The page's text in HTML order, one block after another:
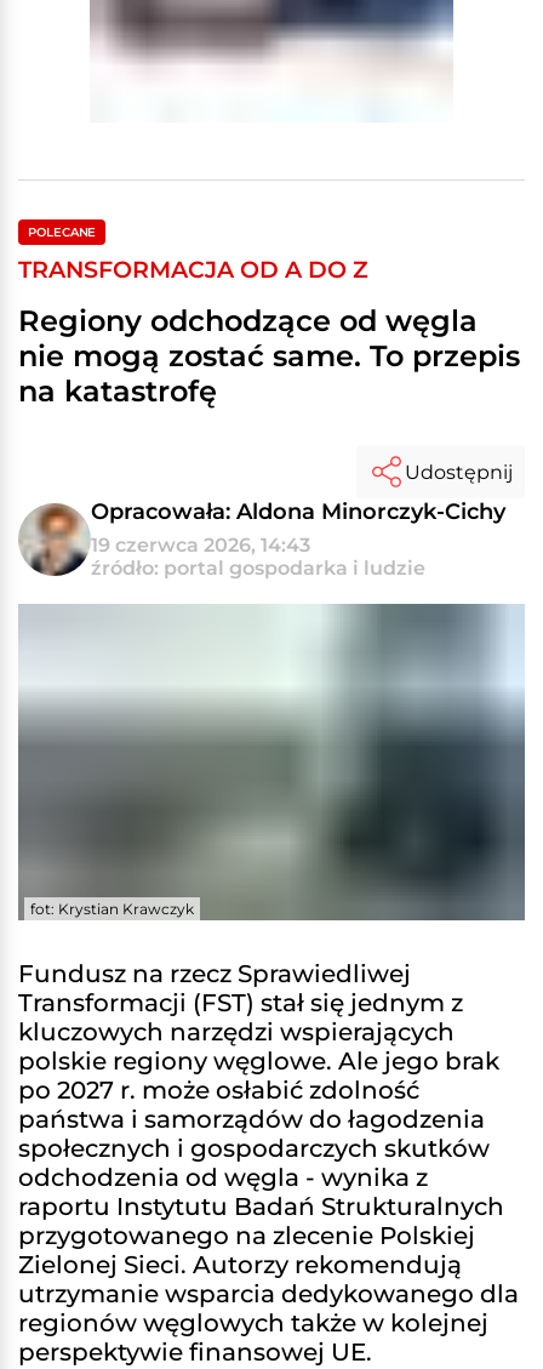
POLECANE
TRANSFORMACJA OD A DO Z
Regiony odchodzące od węgla
nie mogą zostać same. To przepis
na katastrofę
Opracowała: Aldona Minorczyk-Cichy
19 czerwca 2026, 14:43
źródło: portal gospodarka i ludzie
Udostępnij
fot: Krystian Krawczyk
Fundusz na rzecz Sprawiedliwej
Transformacji (FST) stał się jednym z
kluczowych narzędzi wspierających
polskie regiony węglowe. Ale jego brak
po 2027 r. może osłabić zdolność
państwa i samorządów do łagodzenia
społecznych i gospodarczych skutków
odchodzenia od węgla - wynika z
raportu Instytutu Badań Strukturalnych
przygotowanego na zlecenie Polskiej
Zielonej Sieci. Autorzy rekomendują
utrzymanie wsparcia dedykowanego dla
regionów węglowych także w kolejnej
perspektywie finansowej UE.